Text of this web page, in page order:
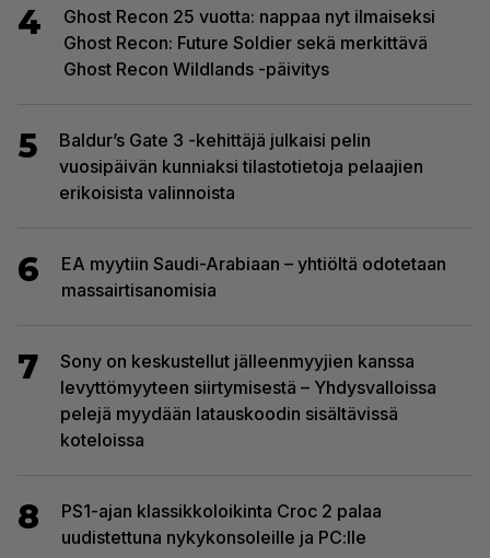
4
Ghost Recon 25 vuotta: nappaa nyt ilmaiseksi
Ghost Recon: Future Soldier sekä merkittävä
Ghost Recon Wildlands -päivitys
5
Baldur’s Gate 3 -kehittäjä julkaisi pelin
vuosipäivän kunniaksi tilastotietoja pelaajien
erikoisista valinnoista
6
EA myytiin Saudi-Arabiaan – yhtiöltä odotetaan
massairtisanomisia
7
Sony on keskustellut jälleenmyyjien kanssa
levyttömyyteen siirtymisestä – Yhdysvalloissa
pelejä myydään latauskoodin sisältävissä
koteloissa
8
PS1-ajan klassikkoloikinta Croc 2 palaa
uudistettuna nykykonsoleille ja PC:lle